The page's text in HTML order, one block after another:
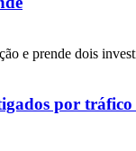
por tráfico